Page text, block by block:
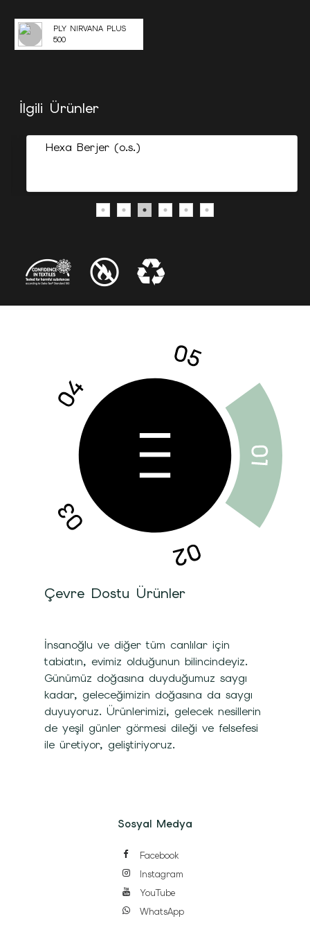
PLY NIRVANA PLUS
500
İlgili Ürünler
Hexa Berjer (o.s.)
Çevre Dostu Ürünler
İnsanoğlu ve diğer tüm canlılar için
tabiatın, evimiz olduğunun bilincindeyiz.
Günümüz doğasına duyduğumuz saygı
kadar, geleceğimizin doğasına da saygı
duyuyoruz. Ürünlerimizi, gelecek nesillerin
de yeşil günler görmesi dileği ve felsefesi
ile üretiyor, geliştiriyoruz.
Sosyal Medya
Facebook
Instagram
YouTube
WhatsApp